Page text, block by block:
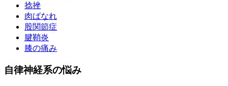
捻挫
肉ばなれ
股関節症
腱鞘炎
膝の痛み
自律神経系の悩み